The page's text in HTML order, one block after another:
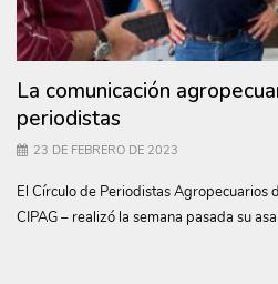
La comunicación
periodistas
23 DE FEBRERO DE 2023
El Círculo de Periodistas Agropecuarios
CIPAG – realizó la semana pasada su